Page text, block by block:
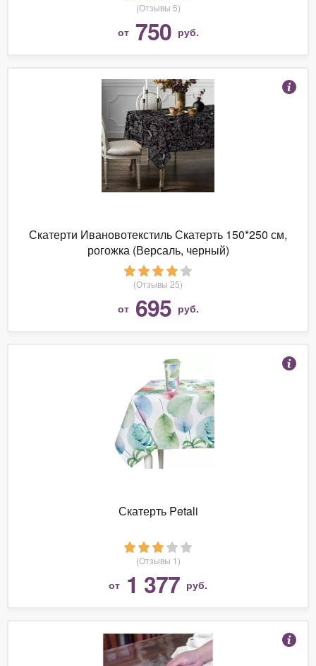
(Отзывы 5)
от 750 руб.
Скатерти Ивановотекстиль Скатерть 150*250 см,
рогожка (Версаль, черный)
(Отзывы 25)
от 695 руб.
Скатерть Petali
(Отзывы 1)
от 1 377 руб.